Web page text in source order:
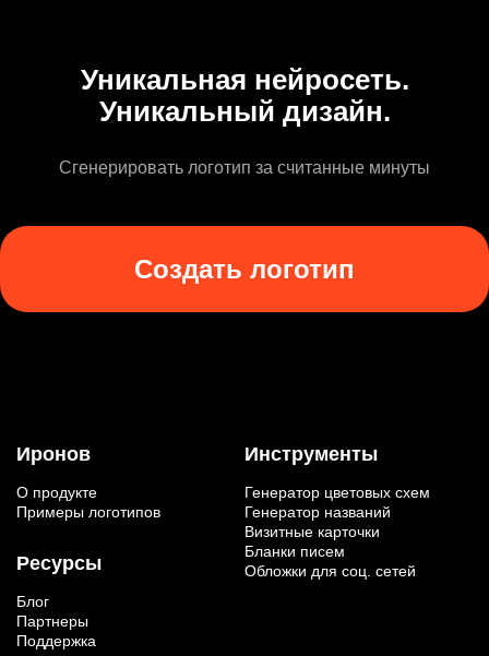
Уникальная нейросеть.
Уникальный дизайн.
Сгенерировать логотип за считанные минуты
Создать логотип
Иронов
О продукте
Примеры логотипов
Ресурсы
Блог
Партнеры
Поддержка
Инструменты
Генератор цветовых схем
Генератор названий
Визитные карточки
Бланки писем
Обложки для соц. сетей